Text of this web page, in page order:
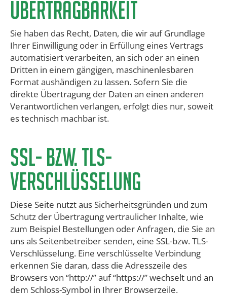
übertragbarkeit
Sie haben das Recht, Daten, die wir auf Grundlage
Ihrer Einwilligung oder in Erfüllung eines Vertrags
automatisiert verarbeiten, an sich oder an einen
Dritten in einem gängigen, maschinenlesbaren
Format aushändigen zu lassen. Sofern Sie die
direkte Übertragung der Daten an einen anderen
Verantwortlichen verlangen, erfolgt dies nur, soweit
es technisch machbar ist.
​SSL- bzw. TLS-
Verschlüsselung
Diese Seite nutzt aus Sicherheitsgründen und zum
Schutz der Übertragung vertraulicher Inhalte, wie
zum Beispiel Bestellungen oder Anfragen, die Sie an
uns als Seitenbetreiber senden, eine SSL-bzw. TLS-
Verschlüsselung. Eine verschlüsselte Verbindung
erkennen Sie daran, dass die Adresszeile des
Browsers von “http://” auf “https://” wechselt und an
dem Schloss-Symbol in Ihrer Browserzeile.